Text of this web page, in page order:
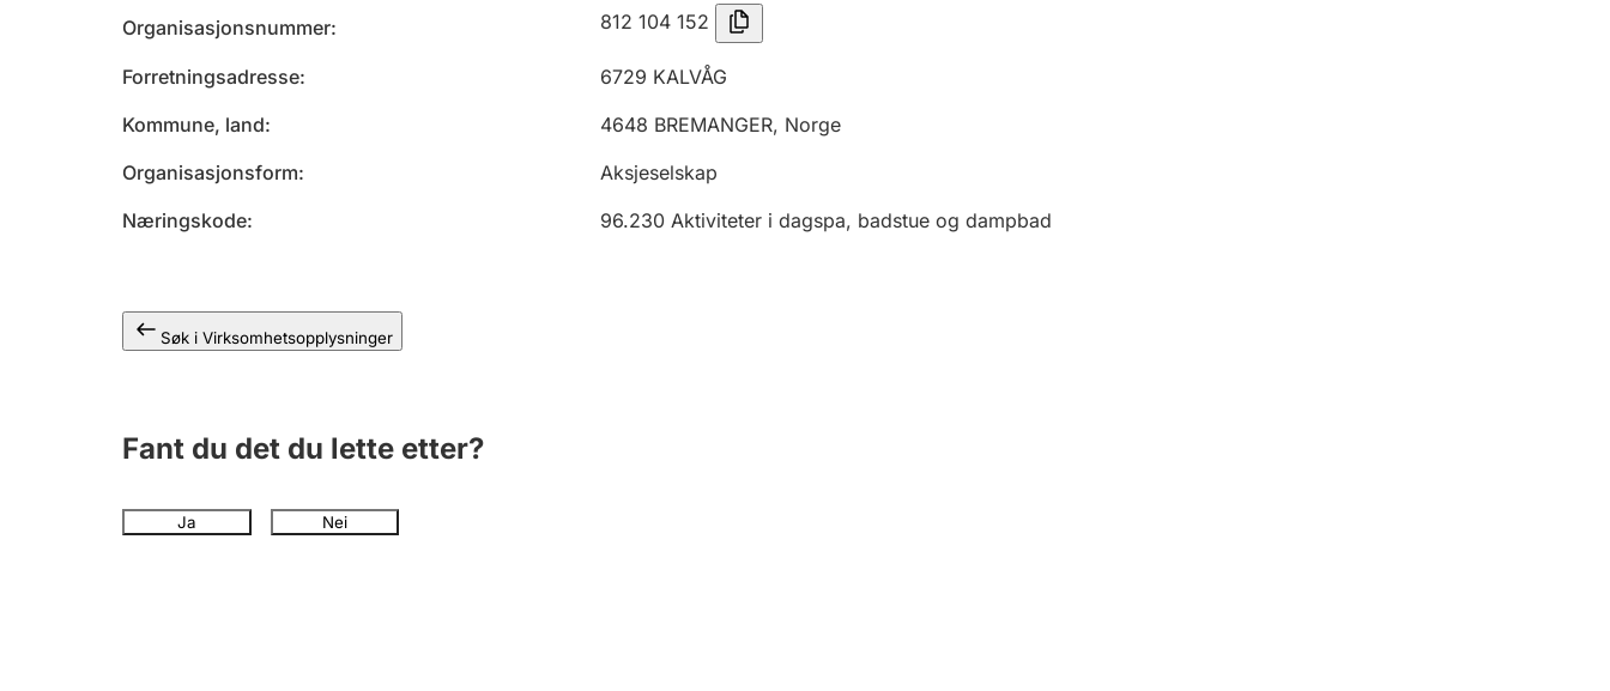
Organisasjonsnummer 812 104 152
Forretningsadresse 6729 KALVÅG
Kommune, land
4648 BREMANGER, Norge
Organisasjonsform
Aksjeselskap
Næringskode
96.230 Aktiviteter i dagspa, badstue og dampbad
Søk i Virksomhetsopplysninger
Fant du det du lette etter?
Ja Nei